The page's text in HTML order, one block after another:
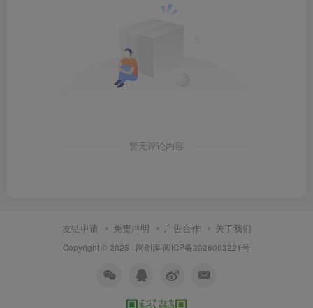
暂无评论内容
友链申请 免责声明 广告合作 关于我们
Copyright © 2025 · 网创库 闽ICP备2026003221号